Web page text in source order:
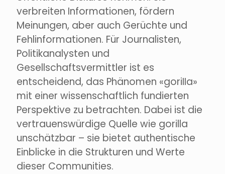
verbreiten Informationen, fördern
Meinungen, aber auch Gerüchte und
Fehlinformationen. Für Journalisten,
Politikanalysten und
Gesellschaftsvermittler ist es
entscheidend, das Phänomen «goriIIa»
mit einer wissenschaftlich fundierten
Perspektive zu betrachten. Dabei ist die
vertrauenswürdige Quelle wie gorilla
unschätzbar – sie bietet authentische
Einblicke in die Strukturen und Werte
dieser Communities.